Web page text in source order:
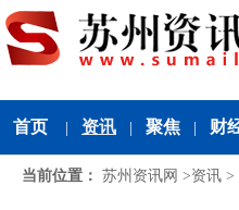
首页 资讯 聚焦 财
当前位置： 苏州资讯网 >资讯 >